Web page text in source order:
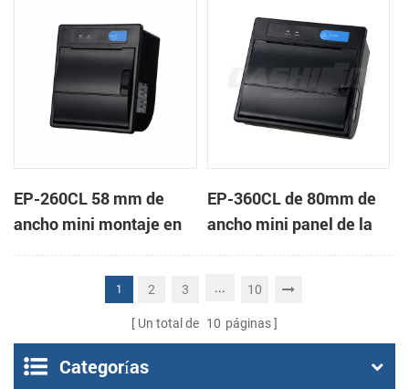
EP-260CL 58 mm de
ancho mini montaje en
panel de la impresora
térmica con auto-
EP-360CL de 80mm de
ancho mini panel de la
impresora térmica con
1 2 3 ... 10
Un total de 10 páginas
Categorías